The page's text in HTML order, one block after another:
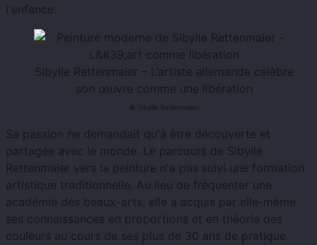
l'enfance.
Sibylle Rettenmaier – L’artiste allemande célèbre
son œuvre comme une libération
© Sibylle Rettenmaier
Sa passion ne demandait qu'à être découverte et
partagée avec le monde. Le parcours de Sibylle
Rettenmaier vers la peinture n'a pas suivi une formation
artistique traditionnelle. Au lieu de fréquenter une
académie des beaux-arts, elle a acquis par elle-même
ses connaissances en proportions et en théorie des
couleurs au cours de ses plus de 30 ans de pratique